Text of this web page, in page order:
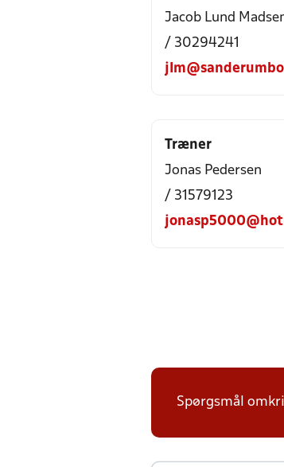
Jacob Lund
/ 30294241
Træner
Jonas Pedersen
/ 31579123
Spørgsmål